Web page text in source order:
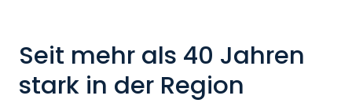
Seit mehr als 40 Jahren
stark in der Region